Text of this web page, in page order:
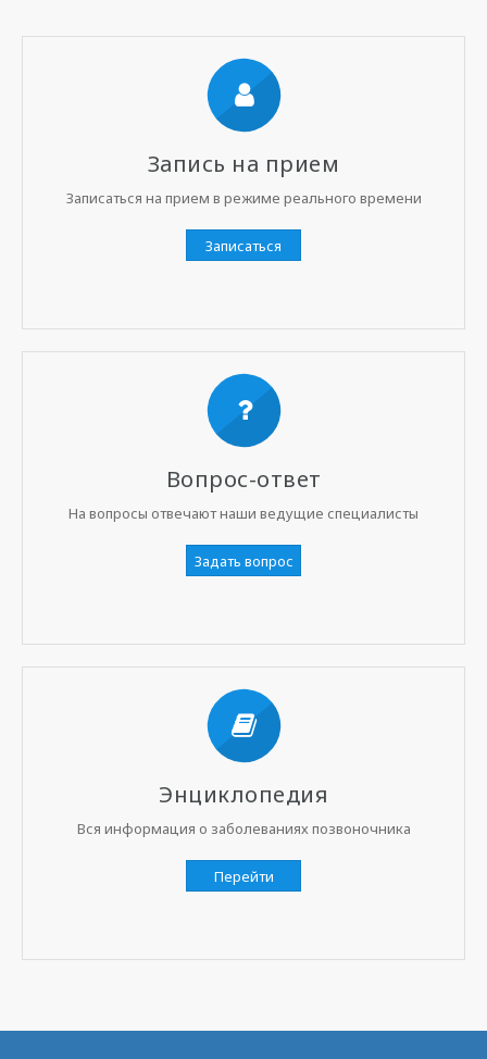
Запись на прием
Записаться на прием в режиме реального времени
Записаться
Вопрос-ответ
На вопросы отвечают наши ведущие специалисты
Задать вопрос
Энциклопедия
Вся информация о заболеваниях позвоночника
Перейти